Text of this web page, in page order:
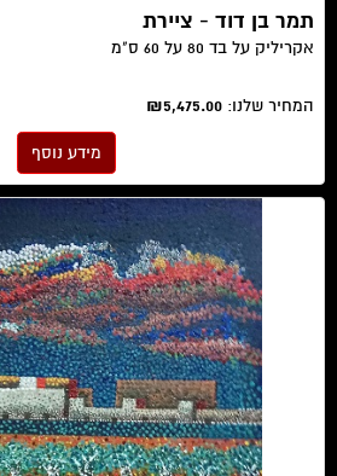
תמר בן דוד - ציירת
אקריליק על בד 80 על 60 ס"מ
המחיר שלנו: ₪5,475.00
מידע נוסף